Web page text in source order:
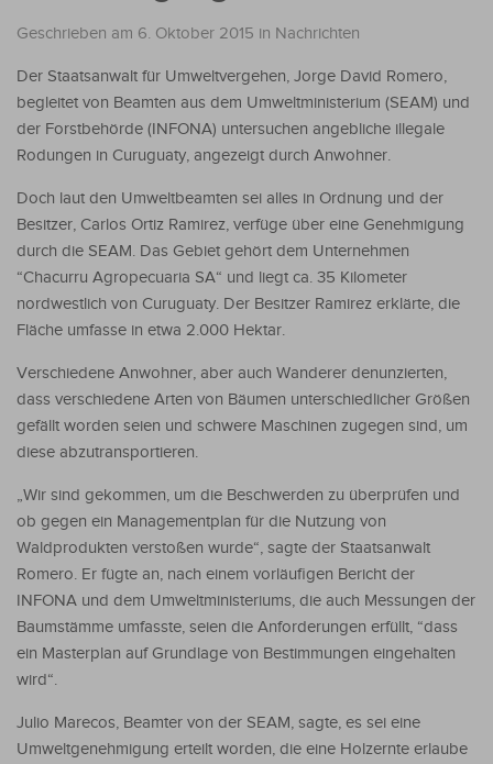
Geschrieben am 6. Oktober 2015 in Nachrichten
Der Staatsanwalt für Umweltvergehen, Jorge David Romero,
begleitet von Beamten aus dem Umweltministerium (SEAM) und
der Forstbehörde (INFONA) untersuchen angebliche illegale
Rodungen in Curuguaty, angezeigt durch Anwohner.
Doch laut den Umweltbeamten sei alles in Ordnung und der
Besitzer, Carlos Ortiz Ramirez, verfüge über eine Genehmigung
durch die SEAM. Das Gebiet gehört dem Unternehmen
“Chacurru Agropecuaria SA“ und liegt ca. 35 Kilometer
nordwestlich von Curuguaty. Der Besitzer Ramirez erklärte, die
Fläche umfasse in etwa 2.000 Hektar.
Verschiedene Anwohner, aber auch Wanderer denunzierten,
dass verschiedene Arten von Bäumen unterschiedlicher Größen
gefällt worden seien und schwere Maschinen zugegen sind, um
diese abzutransportieren.
„Wir sind gekommen, um die Beschwerden zu überprüfen und
ob gegen ein Managementplan für die Nutzung von
Waldprodukten verstoßen wurde“, sagte der Staatsanwalt
Romero. Er fügte an, nach einem vorläufigen Bericht der
INFONA und dem Umweltministeriums, die auch Messungen der
Baumstämme umfasste, seien die Anforderungen erfüllt, “dass
ein Masterplan auf Grundlage von Bestimmungen eingehalten
wird“.
Julio Marecos, Beamter von der SEAM, sagte, es sei eine
Umweltgenehmigung erteilt worden, die eine Holzernte erlaube